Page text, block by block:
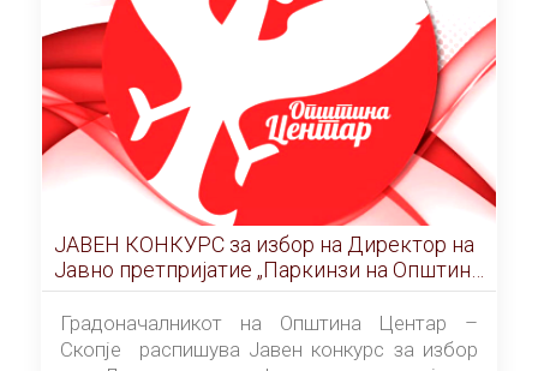
понудувач.
ЈАВЕН КОНКУРС за избор на Директор на
Јавно претпријатие „Паркинзи на Општина
Центар“ – Скопје
Градоначалникот на Општина Центар –
Скопје распишува Јавен конкурс за избор